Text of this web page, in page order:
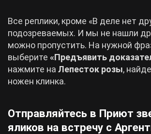
Все реплики, кроме «В деле нет
подозреваемых. И мы не нашли
можно пропустить. На нужной
выберите «Предъявить
нажмите на Лепесток розы,
ножен клинка.
Отправляйтесь в Приют
яликов на встречу с